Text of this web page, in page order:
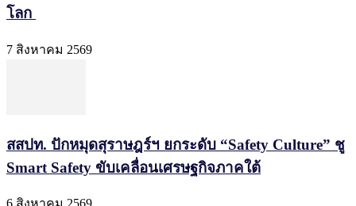
โลก
7 สิงหาคม 2569
สสปท. ปักหมุดสุราษฎร์ฯ ยกระดับ “Safety Culture” ชู
Smart Safety ขับเคลื่อนเศรษฐกิจภาคใต้